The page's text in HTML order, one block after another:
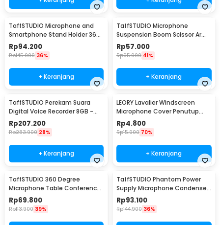
TaffSTUDIO Microphone and
Smartphone Stand Holder 360
Degree - MS-70B
Rp94.200
Rp145.900 36%
+ Keranjang
TaffSTUDIO Microphone
Suspension Boom Scissor Arm
with Lazypod - D6
Rp57.000
Rp95.900 41%
+ Keranjang
TaffSTUDIO Perekam Suara
Digital Voice Recorder 8GB -
T60
Rp207.200
Rp283.900 28%
+ Keranjang
LEORY Lavalier Windscreen
Microphone Cover Penutup
Busa Mikrofon - LE1
Rp4.800
Rp15.900 70%
+ Keranjang
TaffSTUDIO 360 Degree
Microphone Table Conference
Zoom Meeting Studio - iTalk-
02
Rp69.800
Rp113.900 39%
TaffSTUDIO Phantom Power
Supply Microphone Condenser
1 Channel 48V - RU-P48V
Rp93.100
Rp144.900 36%